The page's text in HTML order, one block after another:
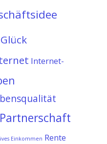
Glück
Internet-
Partnerschaft
Einkommen Rente